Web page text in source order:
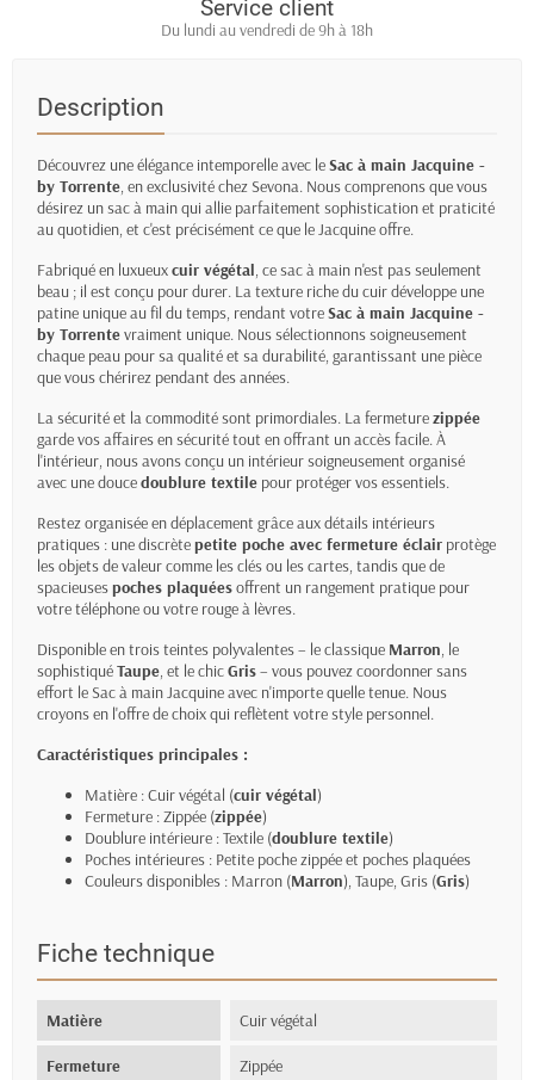
Service client
Du lundi au vendredi de 9h à 18h
Description
Découvrez une élégance intemporelle avec leSac à main Jacquine -
by Torrente, en exclusivité chez Sevona. Nous comprenons que vous
désirez un sac à main qui allie parfaitement sophistication et praticité
au quotidien, et c'est précisément ce que le Jacquine offre.
Fabriqué en luxueuxcuir végétal, ce sac à main n'est pas seulement
beau ; il est conçu pour durer. La texture riche du cuir développe une
patine unique au fil du temps, rendant votreSac à main Jacquine -
by Torrentevraiment unique. Nous sélectionnons soigneusement
chaque peau pour sa qualité et sa durabilité, garantissant une pièce
que vous chérirez pendant des années.
La sécurité et la commodité sont primordiales. La fermeturezippée
garde vos affaires en sécurité tout en offrant un accès facile. À
l'intérieur, nous avons conçu un intérieur soigneusement organisé
avec une doucedoublure textile pour protéger vos essentiels.
Restez organisée en déplacement grâce aux détails intérieurs
pratiques : une discrètepetite poche avec fermeture éclair protège
les objets de valeur comme les clés ou les cartes, tandis que de
spacieusespoches plaquéesoffrent un rangement pratique pour
votre téléphone ou votre rouge à lèvres.
Disponible en trois teintes polyvalentes – le classique Marron, le
sophistiquéTaupe, et le chicGris– vous pouvez coordonner sans
effort le Sac à main Jacquine avec n'importe quelle tenue. Nous
croyons en l'offre de choix qui reflètent votre style personnel.
Caractéristiques principales :
Matière : Cuir végétal (cuir végétal)
Fermeture : Zippée (zippée)
Doublure intérieure : Textile (doublure textile)
Poches intérieures : Petite poche zippée et poches plaquées
Couleurs disponibles : Marron (Marron), Taupe, Gris (Gris)
Fiche technique
Matière Cuir végétal
Fermeture Zippée